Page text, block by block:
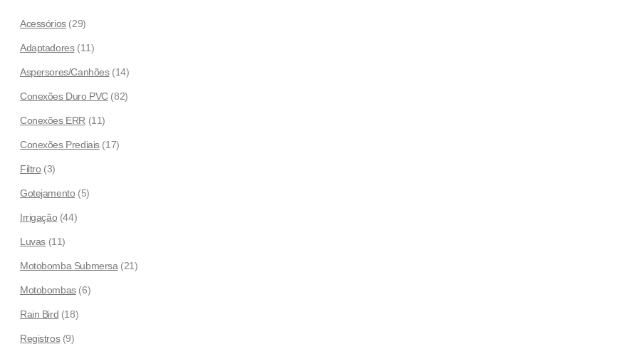
Acessórios (29)
Adaptadores (11)
Aspersores/Canhões (14)
Conexões Duro PVC (82)
Conexões ERR (11)
Conexões Prediais (17)
Filtro (3)
Gotejamento (5)
Irrigação (44)
Luvas (11)
Motobomba Submersa (21)
Motobombas (6)
Rain Bird (18)
Registros (9)